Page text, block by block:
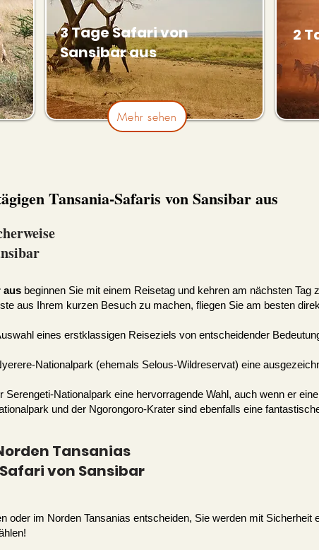
Mehr sehen
3 Tage Safari von
Sansibar aus
2
Tansania-Safaris von Sansibar aus
aus beginnen Sie mit einem Reisetag und kehren am nächsten
aus Ihrem kurzen Besuch zu machen, fliegen Sie am besten
eines erstklassigen Reiseziels von entscheidender
Nationalpark (ehemals Selous-Wildreservat) eine
Nationalpark eine hervorragende Wahl, auch wenn er
und der Ngorongoro-Krater sind ebenfalls eine
Tansanias
von Sansibar
oder im Norden Tansanias entscheiden, Sie werden mit Sicherheit